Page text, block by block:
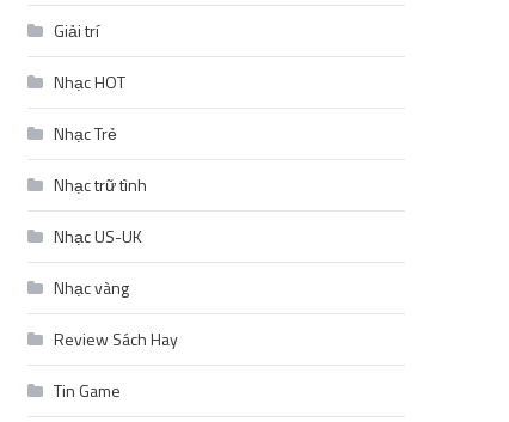
Giải trí
Nhạc HOT
Nhạc Trẻ
Nhạc trữ tình
Nhạc US-UK
Nhạc vàng
Review Sách Hay
Tin Game